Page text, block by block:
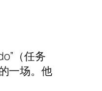
（任务
一场。他